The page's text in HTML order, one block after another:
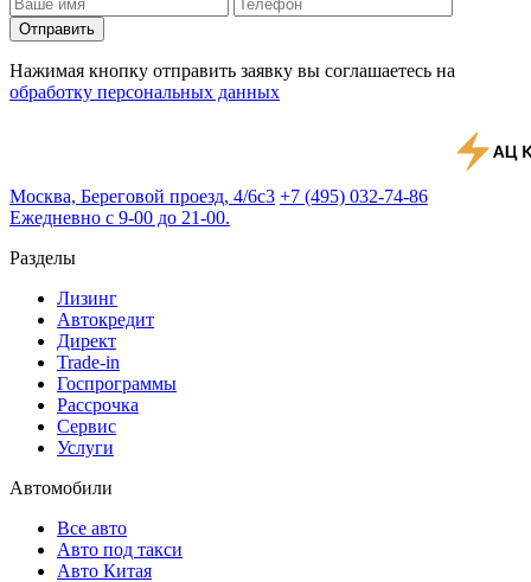
Отправить
Нажимая кнопку отправить заявку вы соглашаетесь на
обработку персональных данных
Москва, Береговой проезд, 4/6с3 +7 (495) 032-74-86
Ежедневно с 9-00 до 21-00.
Разделы
Лизинг
Автокредит
Директ
Trade-in
Госпрограммы
Рассрочка
Сервис
Услуги
Автомобили
Все авто
Авто под такси
Авто Китая